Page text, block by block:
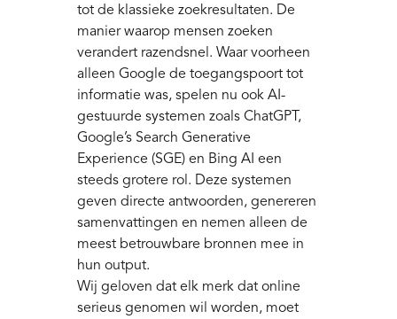
tot de klassieke zoekresultaten. De
manier waarop mensen zoeken
verandert razendsnel. Waar voorheen
alleen Google de toegangspoort tot
informatie was, spelen nu ook AI-
gestuurde systemen zoals ChatGPT,
Google’s Search Generative
Experience (SGE) en Bing AI een
steeds grotere rol. Deze systemen
geven directe antwoorden, genereren
samenvattingen en nemen alleen de
meest betrouwbare bronnen mee in
hun output.
Wij geloven dat elk merk dat online
serieus genomen wil worden, moet